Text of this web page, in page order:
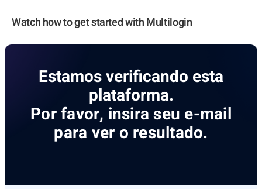
Watch how to get started with Multilogin
Estamos verificando esta
plataforma.
Por favor, insira seu e-mail
para ver o resultado.